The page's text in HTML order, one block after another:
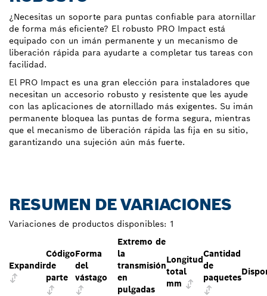
¿Necesitas un soporte para puntas confiable para atornillar
de forma más eficiente? El robusto PRO Impact está
equipado con un imán permanente y un mecanismo de
liberación rápida para ayudarte a completar tus tareas con
facilidad.
El PRO Impact es una gran elección para instaladores que
necesitan un accesorio robusto y resistente que les ayude
con las aplicaciones de atornillado más exigentes. Su imán
permanente bloquea las puntas de forma segura, mientras
que el mecanismo de liberación rápida las fija en su sitio,
garantizando una sujeción aún más fuerte.
RESUMEN DE VARIACIONES
Variaciones de productos disponibles: 1
Expandir
Código
de
parte
Forma
del
vástago
Extremo de
la
transmisión
en
pulgadas
Longitud
total
mm
Cantidad
de
paquetes